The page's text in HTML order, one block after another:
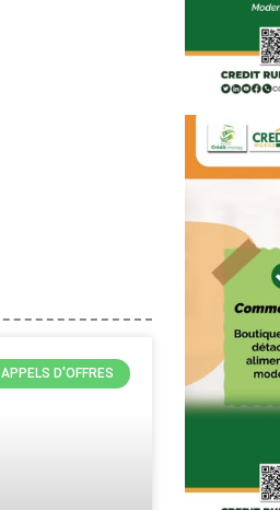
APPELS D'OFFRES